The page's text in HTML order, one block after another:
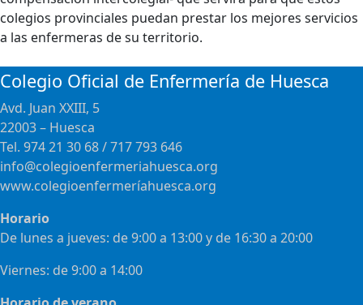
colegios provinciales puedan prestar los mejores servicios
a las enfermeras de su territorio.
Colegio Oficial de Enfermería de Huesca
Avd. Juan XXIII, 5
22003 – Huesca
Tel. 974 21 30 68 / 717 793 646
info@colegioenfermeriahuesca.org
www.colegioenfermeríahuesca.org
Horario
De lunes a jueves: de 9:00 a 13:00 y de 16:30 a 20:00
Viernes: de 9:00 a 14:00